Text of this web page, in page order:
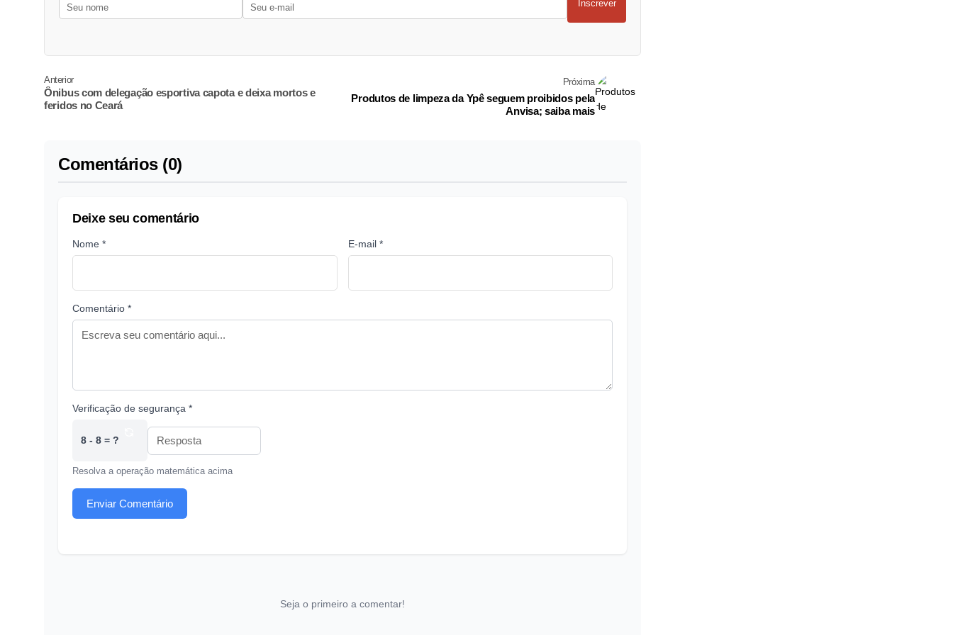
Inscrever
Anterior
Ônibus com delegação esportiva capota e deixa mortos e
feridos no Ceará
Próxima
Produtos de limpeza da Ypê seguem proibidos pela
Anvisa; saiba mais
Comentários (0)
Deixe seu comentário
Nome * E-mail *
Comentário *
Verificação de segurança *
8 - 8 = ?
Resolva a operação matemática acima
Enviar Comentário
Seja o primeiro a comentar!